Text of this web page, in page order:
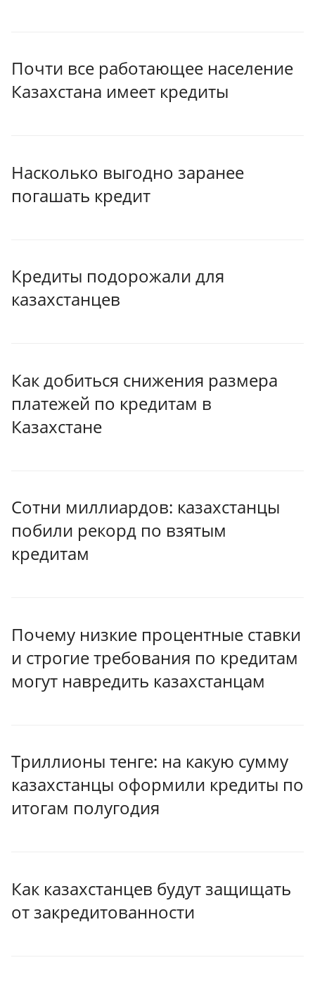
Почти все работающее население
Казахстана имеет кредиты
Насколько выгодно заранее
погашать кредит
Кредиты подорожали для
казахстанцев
Как добиться снижения размера
платежей по кредитам в
Казахстане
Сотни миллиардов: казахстанцы
побили рекорд по взятым
кредитам
Почему низкие процентные ставки
и строгие требования по кредитам
могут навредить казахстанцам
Триллионы тенге: на какую сумму
казахстанцы оформили кредиты по
итогам полугодия
Как казахстанцев будут защищать
от закредитованности